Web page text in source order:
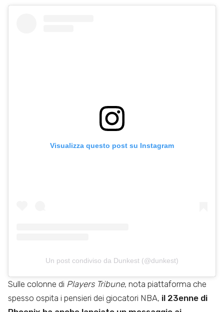
Visualizza questo post su Instagram
Un post condiviso da Dunkest (@dunkest)
Sulle colonne di Players Tribune, nota piattaforma che
spesso ospita i pensieri dei giocatori NBA, il 23enne di